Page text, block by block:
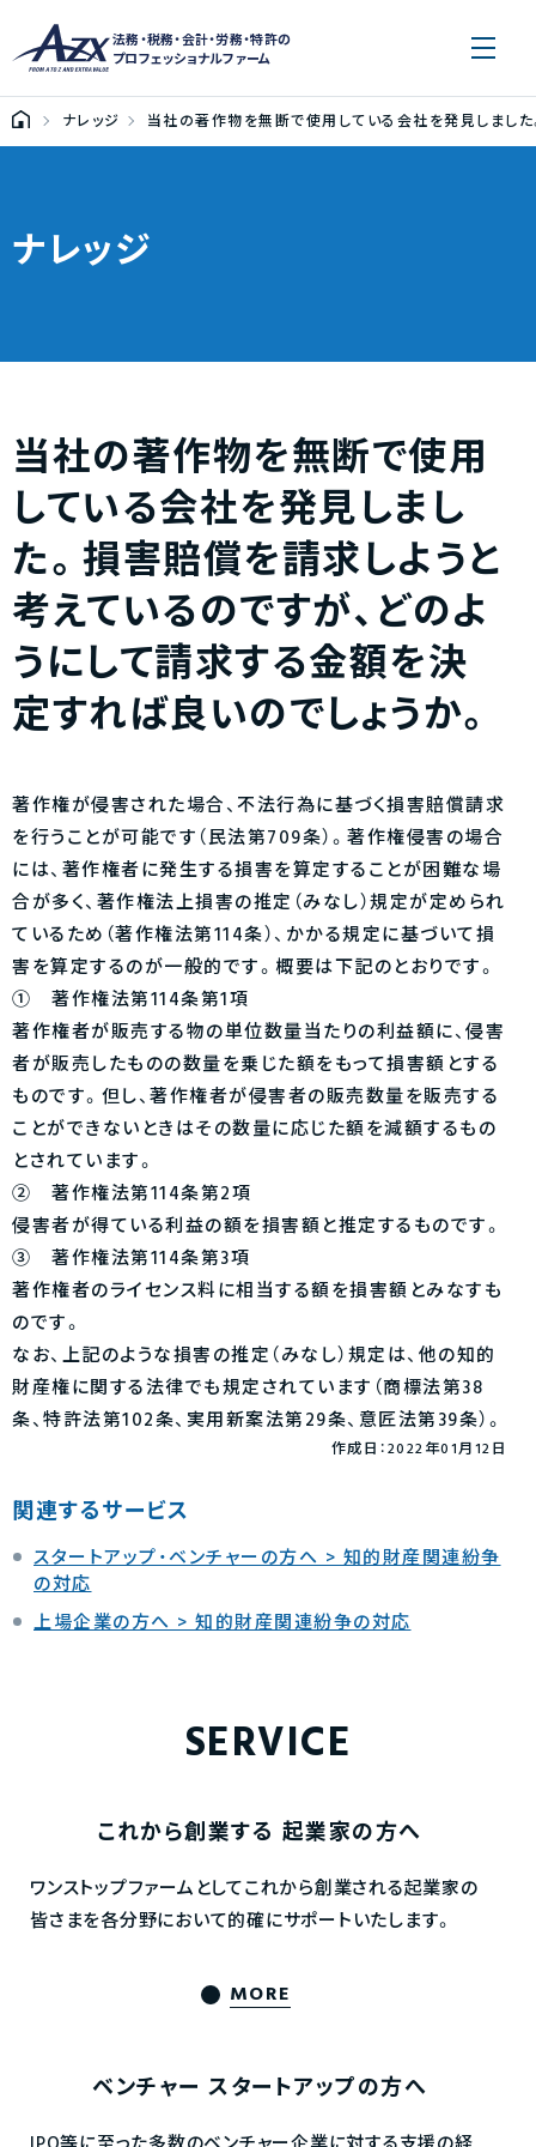
法務・税務・会計・労務・特許の
プロフェッショナルファーム
ナレッジ 当社の著作物を無断で使用している会社を発見しまし
ナレッジ
当社の著作物を無断で使用
している会社を発見しまし
た。損害賠償を請求しようと
考えているのですが、どのよ
うにして請求する金額を決
定すれば良いのでしょうか。
著作権が侵害された場合、不法行為に基づく損害賠償請求
を行うことが可能です（民法第709条）。著作権侵害の場合
には、著作権者に発生する損害を算定することが困難な場
合が多く、著作権法上損害の推定（みなし）規定が定められ
ているため（著作権法第114条）、かかる規定に基づいて損
害を算定するのが一般的です。概要は下記のとおりです。
① 著作権法第114条第1項
著作権者が販売する物の単位数量当たりの利益額に、侵害
者が販売したものの数量を乗じた額をもって損害額とする
ものです。但し、著作権者が侵害者の販売数量を販売する
ことができないときはその数量に応じた額を減額するもの
とされています。
② 著作権法第114条第2項
侵害者が得ている利益の額を損害額と推定するものです。
③ 著作権法第114条第3項
著作権者のライセンス料に相当する額を損害額とみなすも
のです。
なお、上記のような損害の推定（みなし）規定は、他の知的
財産権に関する法律でも規定されています（商標法第38
条、特許法第102条、実用新案法第29条、意匠法第39条）。
作成日：2022年01月12日
関連するサービス
スタートアップ・ベンチャーの方へ > 知的財産関連紛争
の対応
上場企業の方へ > 知的財産関連紛争の対応
SERVICE
これから創業する 起業家の方へ
ワンストップファームとしてこれから創業される起業家の
皆さまを各分野において的確にサポートいたします。
MORE
ベンチャー スタートアップの方へ